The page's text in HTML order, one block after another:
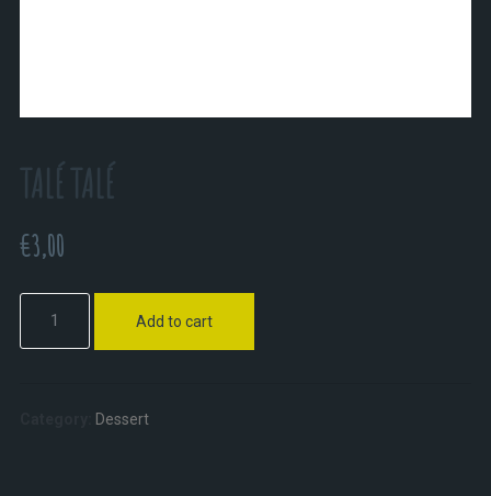
TALÉ TALÉ
€3,00
Add to cart
Dessert